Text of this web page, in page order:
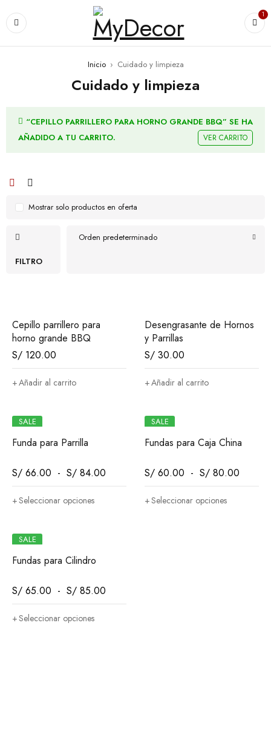
1
Inicio › Cuidado y limpieza
Cuidado y limpieza
“CEPILLO PARRILLERO PARA HORNO GRANDE BBQ” SE HA
AÑADIDO A TU CARRITO.
VER CARRITO
FILTRO
Orden predeterminado
Mostrar solo productos en oferta
Cepillo parrillero para
horno grande BBQ
S/ 120.00
Añadir al carrito
Desengrasante de Hornos
y Parrillas
S/ 30.00
Añadir al carrito
SALE
Funda para Parrilla
S/ 66.00 - S/ 84.00
Seleccionar opciones
SALE
Fundas para Caja China
S/ 60.00 - S/ 80.00
Seleccionar opciones
SALE
Fundas para Cilindro
S/ 65.00 - S/ 85.00
Seleccionar opciones